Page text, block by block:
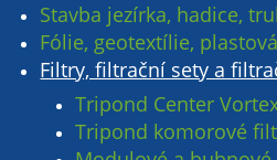
Stavba jezírka, hadice,
Fólie, geotextílie,
Filtry, filtrační sety a
Tripond Center
Tripond komorové